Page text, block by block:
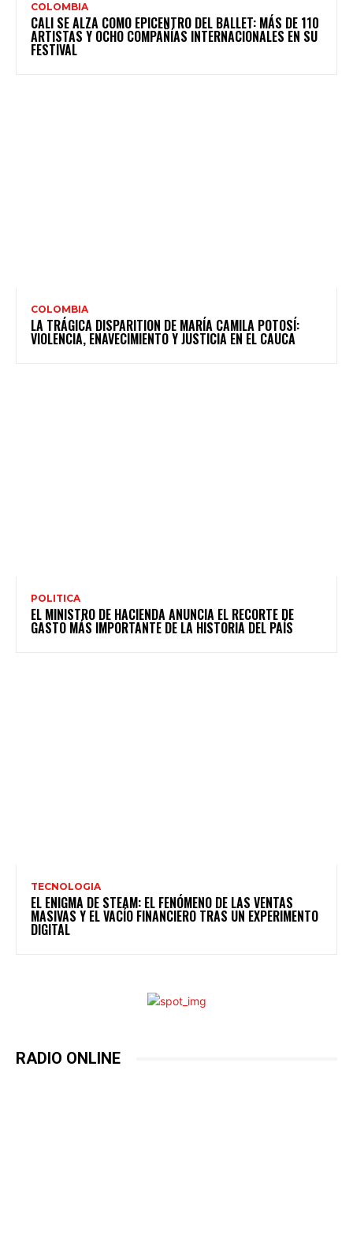
COLOMBIA
CALI SE ALZA COMO EPICENTRO DEL BALLET: MÁS DE 110
ARTISTAS Y OCHO COMPAÑÍAS INTERNACIONALES EN SU
FESTIVAL
COLOMBIA
LA TRÁGICA DISPARITION DE MARÍA CAMILA POTOSÍ:
VIOLENCIA, ENAVECIMIENTO Y JUSTICIA EN EL CAUCA
POLITICA
EL MINISTRO DE HACIENDA ANUNCIA EL RECORTE DE
GASTO MÁS IMPORTANTE DE LA HISTORIA DEL PAÍS
TECNOLOGIA
EL ENIGMA DE STEAM: EL FENÓMENO DE LAS VENTAS
MASIVAS Y EL VACÍO FINANCIERO TRAS UN EXPERIMENTO
DIGITAL
RADIO ONLINE